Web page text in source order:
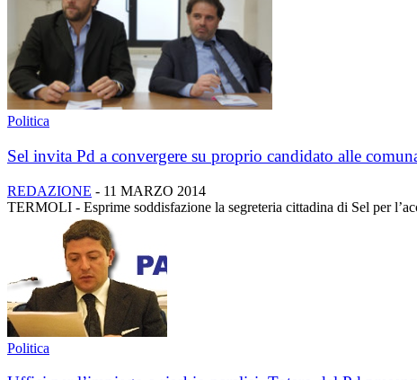
Politica
Sel invita Pd a convergere su proprio candidato alle
REDAZIONE - 11 MARZO 2014
TERMOLI - Esprime soddisfazione la segreteria cittadina di Sel per
Politica